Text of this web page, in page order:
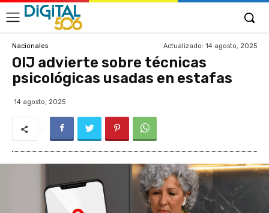
Nacionales Actualizado: 14 agosto, 2025
OIJ advierte sobre técnicas
psicológicas usadas en estafas
14 agosto, 2025